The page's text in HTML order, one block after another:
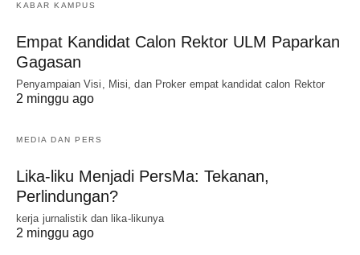
KABAR KAMPUS
Empat Kandidat Calon Rektor ULM Paparkan
Gagasan
Penyampaian Visi, Misi, dan Proker empat kandidat calon Rektor
2 minggu ago
MEDIA DAN PERS
Lika-liku Menjadi PersMa: Tekanan,
Perlindungan?
kerja jurnalistik dan lika-likunya
2 minggu ago